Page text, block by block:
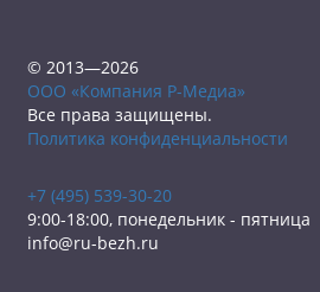
© 2013—2026
ООО «Компания Р-Медиа»
Все права защищены.
Политика конфиденциальности
+7 (495) 539-30-20
9:00-18:00, понедельник - пятница
info@ru-bezh.ru